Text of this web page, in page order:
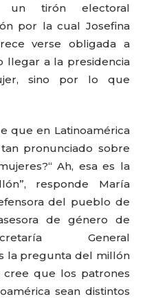
tirón electoral
por la cual Josefina
verse obligada a
llegar a la presidencia
sino por lo que
que en Latinoamérica
pronunciado sobre
Ah, esa es la
responde María
del pueblo de
de género de
General
la pregunta del millón
que los patrones
sean distintos